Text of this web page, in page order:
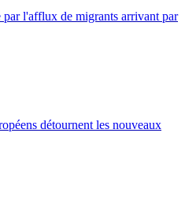
par l'afflux de migrants arrivant par
détournent les nouveaux